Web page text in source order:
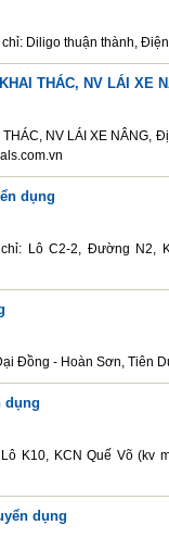
Diligo thuận thành,
THÁC, NV LÁI XE
NV LÁI XE
dụng
chỉ: Lô C2-2, Đường
Đồng - Hoàn Sơn, Tiên
dụng
K10, KCN Quế Võ
dụng